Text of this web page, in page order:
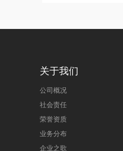
关于我们
公司概况
社会责任
荣誉资质
业务分布
企业之歌